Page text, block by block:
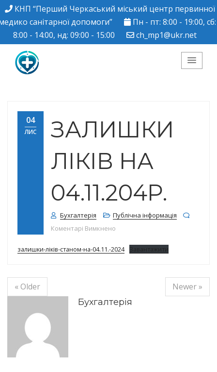
КНП “Перший Черкаський міський центр первинної
санітарної допомоги”
Пн - пт: 8:00 - 19:00, сб:
8:00 - 14:00, нд: 09:00 - 15:00
ch_mp1@ukr.net
Черкаський міський
центр ПМСД"
04
ЛИС
ЗАЛИШКИ
ЛІКІВ НА
04.11.204Р.
Бухгалтерія
Публічна інформація
Коментарі Вимкнено
залишки-ліків-станом-на-04.11.-2024 Завантажити
« Older
Newer »
Бухгалтерія